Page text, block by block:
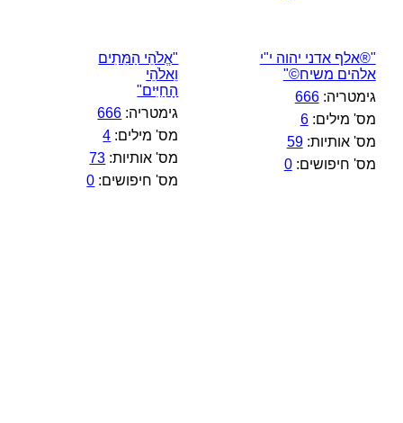
"®אלף אדני יהוה י"י
אלהים משיח©"
גימטריה:666
מס' מילים:6
מס' אותיות:59
מס' חיפושים:0
"אֱלֹהֵי הַמֵּתִים
וֵאלֹהֵי
הָחַיִּים"
גימטריה: 666
מס' מילים: 4
מס' אותיות: 73
מס' חיפושים: 0